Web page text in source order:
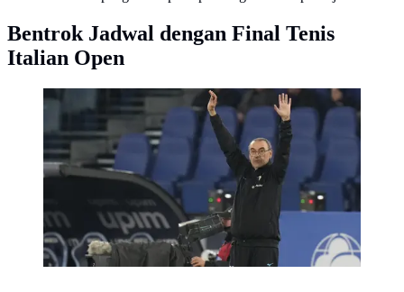
Bentrok Jadwal dengan Final Tenis
Italian Open
Pelatih Lazio, Maurizio Sarri memberi instruksi kepada
pemainnya saat menghadapi Juventus pada laga pekan
ke-29 Liga Italia 2022/2023 di Olimpico Stadium,
Roma, Minggu (9/4/2023) dini hari WIB. (AP
Photo/Alessandra Tarantino)